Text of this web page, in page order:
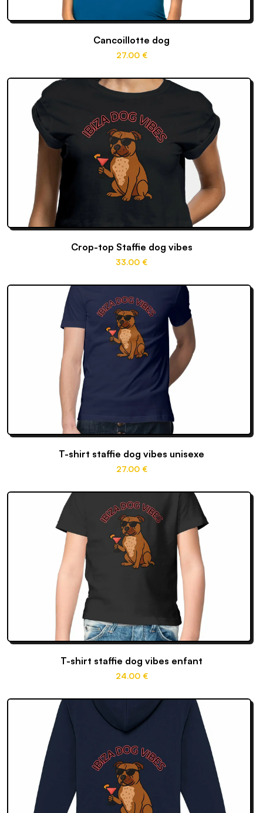
Cancoillotte dog
27.00 €
Crop-top Staffie dog vibes
33.00 €
T-shirt staffie dog vibes unisexe
27.00 €
T-shirt staffie dog vibes enfant
24.00 €